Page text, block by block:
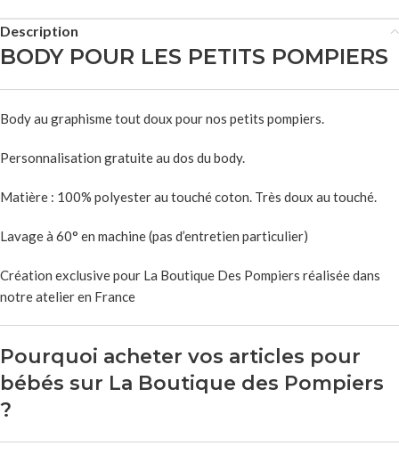
Description
BODY POUR LES PETITS POMPIERS
Body au graphisme tout doux pour nos petits pompiers.
Personnalisation gratuite au dos du body.
Matière : 100% polyester au touché coton. Très doux au touché.
Lavage à 60° en machine (pas d’entretien particulier)
Création exclusive pour La Boutique Des Pompiers réalisée dans
notre atelier en France
Pourquoi acheter vos articles pour
bébés sur La Boutique des Pompiers
?